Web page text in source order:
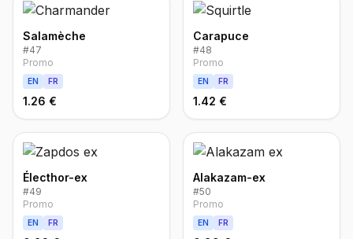
Salamèche
#47
Promo
EN FR
1.26 €
Carapuce
#48
Promo
EN FR
1.42 €
Électhor-ex
#49
Promo
EN FR
Alakazam-ex
#50
Promo
EN FR